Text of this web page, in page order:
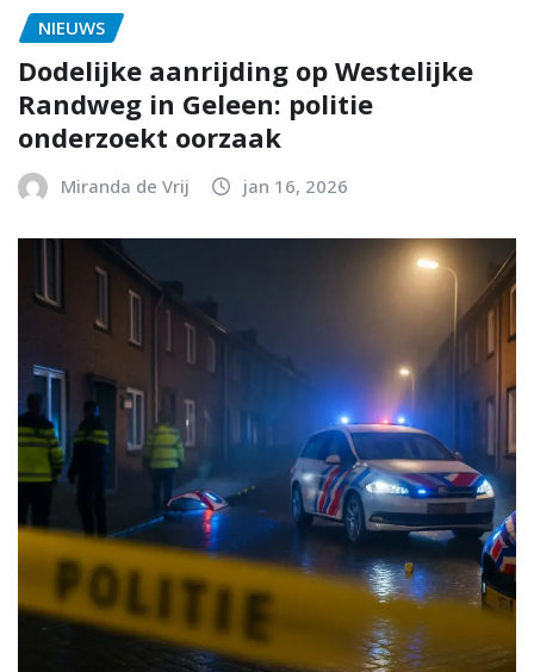
NIEUWS
Dodelijke aanrijding op Westelijke
Randweg in Geleen: politie
onderzoekt oorzaak
Miranda de Vrij jan 16, 2026